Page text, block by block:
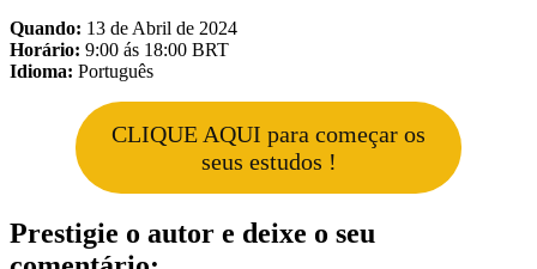
Quando: 13 de Abril de 2024
Horário: 9:00 ás 18:00 BRT
Idioma: Português
CLIQUE AQUI para começar os
seus estudos !
Prestigie o autor e deixe o seu